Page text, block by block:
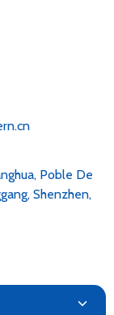
Poble De
Shenzhen,